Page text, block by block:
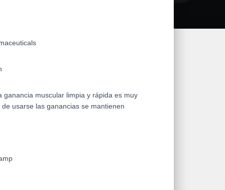
ganancia muscular limpia y rápida es muy
usarse las ganancias se mantienen